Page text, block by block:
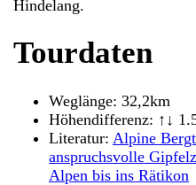
Hindelang.
Tourdaten
Weglänge: 32,2km
Höhendifferenz: ↑↓
Literatur: Alpine
anspruchsvolle
Alpen bis ins Rätikon